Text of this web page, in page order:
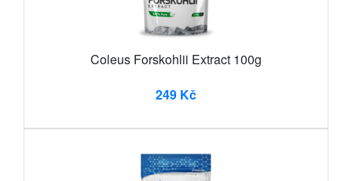
Coleus Forskohlii Extract 100g
249 Kč